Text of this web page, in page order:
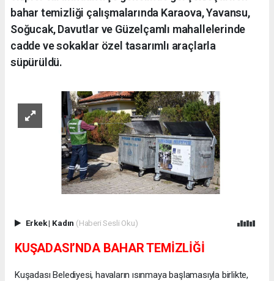
bahar temizliği çalışmalarında Karaova, Yavansu,
Soğucak, Davutlar ve Güzelçamlı mahallelerinde
cadde ve sokaklar özel tasarımlı araçlarla
süpürüldü.
Erkek| Kadın (Haberi Sesli Oku)
KUŞADASI’NDA BAHAR TEMİZLİĞİ
Kuşadası Belediyesi, havaların ısınmaya başlamasıyla birlikte,